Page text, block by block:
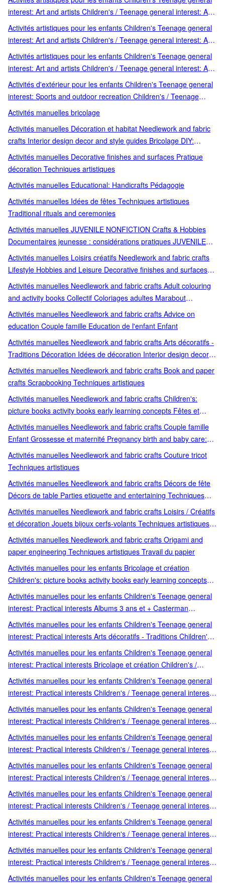
Encyclopaedias general reference Documentaires jeunesse
Découvertes-Imagiers 3-6 ans Teenage reference:
Encyclopaedias
3 ans et + Livres animés Livres sonores
interest: Art and artists Children's / Teenage general interest: Art
and artists Children's: picture books activity books early learning
concepts Coloriage gommettes et autoco Jeux et activités Loisirs
Activités artistiques pour les enfants Children's Teenage general
interest: Art and artists Children's / Teenage general interest: Art
and artists Children's: picture books activity books early learning
concepts Loisirs créatifs Loisirs et jeux Peinture et dessin
Activités artistiques pour les enfants Children's Teenage general
interest: Art and artists Children's / Teenage general interest: Art
and artists Children's: picture books activity books early learning
concepts Loisirs créatifs Loisirs et jeux Peinture et dessin
from c 12 years 12 ans et + Children's / Teenage fiction: Family
and home stories Children's / Teenage fiction: Fantasy Romans
témoignages & Co Teenage fiction: Family and ho
Activités d'extérieur pour les enfants Children's Teenage general
interest: Sports and outdoor recreation Children's / Teenage
general interest: Sports and outdoor recreation Children's: picture
Loisirs et jeux Nature et plein air
Activités manuelles bricolage
Activités manuelles Décoration et habitat Needlework and fabric
crafts Interior design decor and style guides Bricolage DIY:
general Loisirs
Activités manuelles Decorative finishes and surfaces Pratique
décoration Techniques artistiques
Activités manuelles Educational: Handicrafts Pédagogie
Activités manuelles Idées de fêtes Techniques artistiques
Traditional rituals and ceremonies
Activités manuelles JUVENILE NONFICTION Crafts & Hobbies
Documentaires jeunesse : considérations pratiques JUVENILE
NONFICTION / Crafts & Hobbies Loisirs créatifs Origami and
paper engineering Techniques artistiques Travail du papier belle
papertoys powerpuff girls rebelle super nanas
Activités manuelles Loisirs créatifs Needlework and fabric crafts
Lifestyle Hobbies and Leisure Decorative finishes and surfaces
Pratique décoration Techniques artistiques
Activités manuelles Needlework and fabric crafts Adult colouring
and activity books Collectif Coloriages adultes Marabout
Techniques artistiques
Activités manuelles Needlework and fabric crafts Advice on
education Couple famille Education de l'enfant Enfant
Activités manuelles Needlework and fabric crafts Arts décoratifs -
Traditions Décoration Idées de décoration Interior design decor
and style guides
Activités manuelles Needlework and fabric crafts Book and paper
crafts Scrapbooking Techniques artistiques
Activités manuelles Needlework and fabric crafts Children's:
picture books activity books early learning concepts Fêtes et
goûters Jeux et activités Loisirs et jeux Oz International
Activités manuelles Needlework and fabric crafts Couple famille
Enfant Grossesse et maternité Pregnancy birth and baby care:
advice and issues
Activités manuelles Needlework and fabric crafts Couture tricot
Techniques artistiques
Activités manuelles Needlework and fabric crafts Décors de fête
Décors de table Parties etiquette and entertaining Techniques
artistiques
Activités manuelles Needlework and fabric crafts Loisirs / Créatifs
et décoration Jouets bijoux cerfs-volants Techniques artistiques
Toys: making and decorating
Activités manuelles Needlework and fabric crafts Origami and
paper engineering Techniques artistiques Travail du papier
Activités manuelles pour les enfants Bricolage et création
Children's: picture books activity books early learning concepts
Loisirs créatifs Loisirs et jeux
Activités manuelles pour les enfants Children's Teenage general
interest: Practical interests Albums 3 ans et + Casterman
Children's / Teenage general interest: Practical interests Livres 3
ans et + Picture storybooks
Activités manuelles pour les enfants Children's Teenage general
interest: Practical interests Arts décoratifs - Traditions Children's /
Teenage general interest: Practical interests Décoration Interior
design decor and style guides
Activités manuelles pour les enfants Children's Teenage general
interest: Practical interests Bricolage et création Children's /
Teenage general interest: Practical interests Children's: picture
books activity books early learning concepts Loisirs créatifs
Activités manuelles pour les enfants Children's Teenage general
interest: Practical interests Children's / Teenage general interest:
Ecosystems Children's / Teenage general interest: Practical
interests Documentaires jeunesse Ecologie Nature et animaux
Activités manuelles pour les enfants Children's Teenage general
interest: Practical interests Children's / Teenage general interest:
Hobbies quizzes toys and games Children's / Teenage general
interest: Practical interests Jeux et activités Livres-jeux Loisirs et
Activités manuelles pour les enfants Children's Teenage general
interest: Practical interests Children's / Teenage general interest:
Practical interests Children's: picture books activity books early
learning concepts Fêtes et goûters Jeux et activités Loisirs et jeux
Activités manuelles pour les enfants Children's Teenage general
interest: Practical interests Children's / Teenage general interest:
Practical interests Children's: picture books activity books early
learning concepts Humour - Magie Jeux et activités Loisirs et jeux
Activités manuelles pour les enfants Children's Teenage general
interest: Practical interests Children's / Teenage general interest:
Practical interests Children's: picture books activity books early
learning concepts Jeux et activités Loisirs et jeux Nature et plein
Activités manuelles pour les enfants Children's Teenage general
interest: Practical interests Children's / Teenage general interest:
Practical interests Children's: picture books activity books early
learning concepts Loisirs créatifs Loisirs et jeux Modelage et pâte
Activités manuelles pour les enfants Children's Teenage general
interest: Practical interests Children's / Teenage general interest:
Practical interests Children's: picture books activity books early
Activités manuelles pour les enfants Children's Teenage general